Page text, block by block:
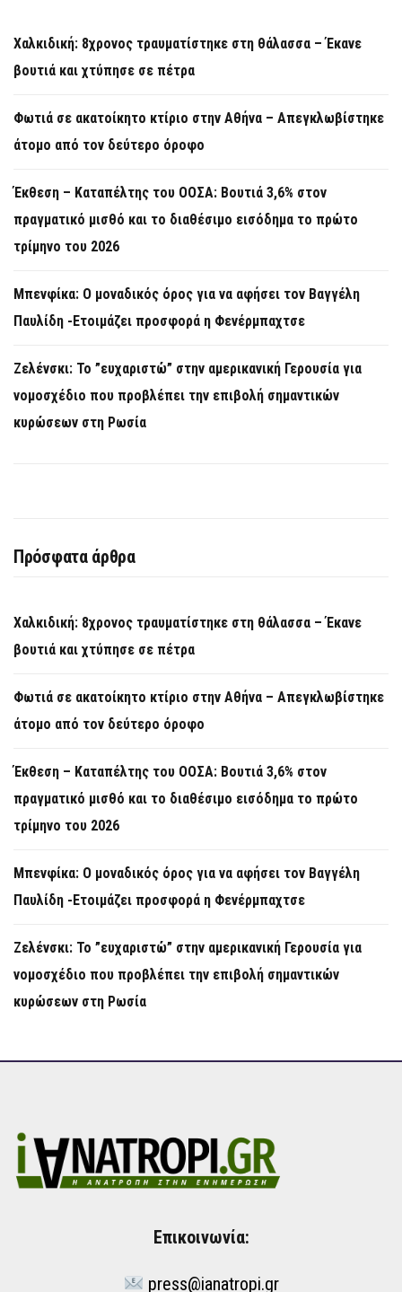
Χαλκιδική: 8χρονος τραυματίστηκε στη θάλασσα – Έκανε
βουτιά και χτύπησε σε πέτρα
Φωτιά σε ακατοίκητο κτίριο στην Αθήνα – Απεγκλωβίστηκε
άτομο από τον δεύτερο όροφο
Έκθεση – Καταπέλτης του ΟΟΣΑ: Βουτιά 3,6% στον
πραγματικό μισθό και το διαθέσιμο εισόδημα το πρώτο
τρίμηνο του 2026
Μπενφίκα: Ο μοναδικός όρος για να αφήσει τον Βαγγέλη
Παυλίδη -Ετοιμάζει προσφορά η Φενέρμπαχτσε
Ζελένσκι: Το ”ευχαριστώ” στην αμερικανική Γερουσία για
νομοσχέδιο που προβλέπει την επιβολή σημαντικών
κυρώσεων στη Ρωσία
Πρόσφατα άρθρα
Χαλκιδική: 8χρονος τραυματίστηκε στη θάλασσα – Έκανε
βουτιά και χτύπησε σε πέτρα
Φωτιά σε ακατοίκητο κτίριο στην Αθήνα – Απεγκλωβίστηκε
άτομο από τον δεύτερο όροφο
Έκθεση – Καταπέλτης του ΟΟΣΑ: Βουτιά 3,6% στον
πραγματικό μισθό και το διαθέσιμο εισόδημα το πρώτο
τρίμηνο του 2026
Μπενφίκα: Ο μοναδικός όρος για να αφήσει τον Βαγγέλη
Παυλίδη -Ετοιμάζει προσφορά η Φενέρμπαχτσε
Ζελένσκι: Το ”ευχαριστώ” στην αμερικανική Γερουσία για
νομοσχέδιο που προβλέπει την επιβολή σημαντικών
κυρώσεων στη Ρωσία
Επικοινωνία:
press@ianatropi.gr